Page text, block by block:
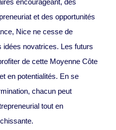
encourageant, des
et des opportunités
Nice ne cesse de
idées novatrices. Les futurs
de cette Moyenne Côte
en potentialités. En se
chacun peut
tout en